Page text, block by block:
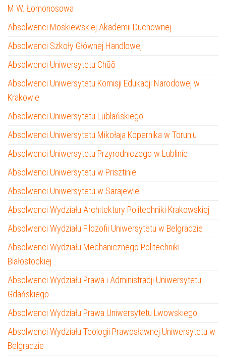
M.W. Łomonosowa
Absolwenci Moskiewskiej Akademii Duchownej
Absolwenci Szkoły Głównej Handlowej
Absolwenci Uniwersytetu Chūō
Absolwenci Uniwersytetu Komisji Edukacji Narodowej w
Krakowie
Absolwenci Uniwersytetu Lublańskiego
Absolwenci Uniwersytetu Mikołaja Kopernika w Toruniu
Absolwenci Uniwersytetu Przyrodniczego w Lublinie
Absolwenci Uniwersytetu w Prisztinie
Absolwenci Uniwersytetu w Sarajewie
Absolwenci Wydziału Architektury Politechniki Krakowskiej
Absolwenci Wydziału Filozofii Uniwersytetu w Belgradzie
Absolwenci Wydziału Mechanicznego Politechniki
Białostockiej
Absolwenci Wydziału Prawa i Administracji Uniwersytetu
Gdańskiego
Absolwenci Wydziału Prawa Uniwersytetu Lwowskiego
Absolwenci Wydziału Teologii Prawosławnej Uniwersytetu w
Belgradzie